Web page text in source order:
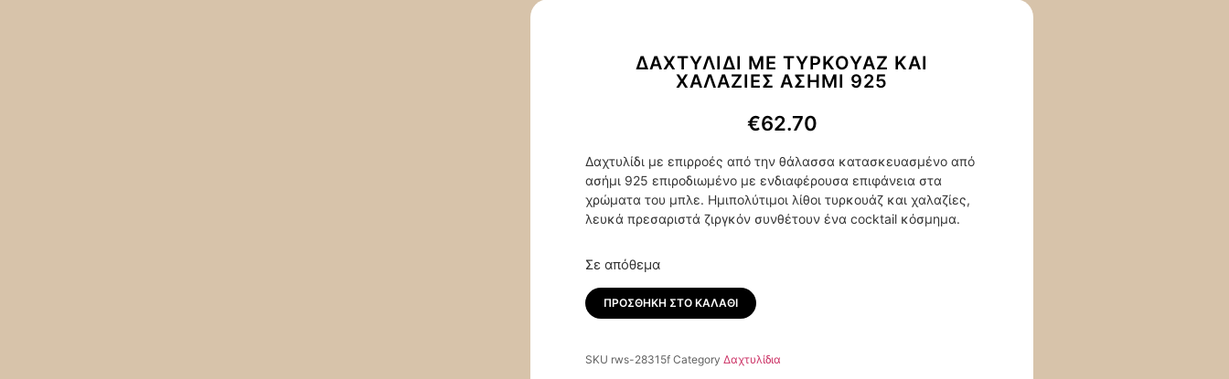
ΔΑΧΤΥΛΊΔΙ ΜΕ ΤΥΡΚΟΥΆΖ ΚΑΙ
ΧΑΛΑΖΊΕΣ ΑΣΉΜΙ 925
€62.70
Δαχτυλίδι με επιρροές από την θάλασσα κατασκευασμένο από
ασήμι 925 επιροδιωμένο με ενδιαφέρουσα επιφάνεια στα
χρώματα του μπλε. Ημιπολύτιμοι λίθοι τυρκουάζ και χαλαζίες,
λευκά πρεσαριστά ζιργκόν συνθέτουν ένα cocktail κόσμημα.
Σε απόθεμα
ΠΡΟΣΘΉΚΗ ΣΤΟ ΚΑΛΆΘΙ
SKU rws-28315f Category Δαχτυλίδια